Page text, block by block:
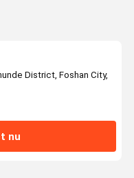
District, Foshan City,
nu